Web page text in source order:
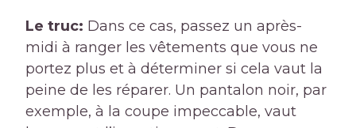
Le truc: Dans ce cas, passez un après-
midi à ranger les vêtements que vous ne
portez plus et à déterminer si cela vaut la
peine de les réparer. Un pantalon noir, par
exemple, à la coupe impeccable, vaut